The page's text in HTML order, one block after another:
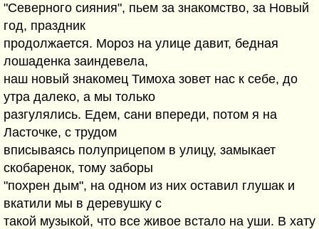
"Северного сияния", пьем за знакомство, за Новый
год, праздник
продолжается. Мороз на улице давит, бедная
лошаденка заиндевела,
наш новый знакомец Тимоха зовет нас к себе, до
утра далеко, а мы только
разгулялись. Едем, сани впереди, потом я на
Ласточке, с трудом
вписываясь полуприцепом в улицу, замыкает
скобаренок, тому заборы
"похрен дым", на одном из них оставил глушак и
вкатили мы в деревушку с
такой музыкой, что все живое встало на уши. В хату